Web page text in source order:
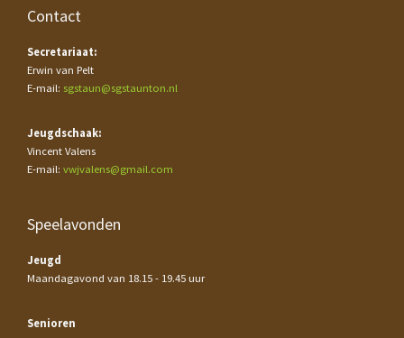
Contact
Secretariaat:
Erwin van Pelt
E-mail: sgstaun@sgstaunton.nl
Jeugdschaak:
Vincent Valens
E-mail: vwjvalens@gmail.com
Speelavonden
Jeugd
Maandagavond van 18.15 - 19.45 uur
Senioren